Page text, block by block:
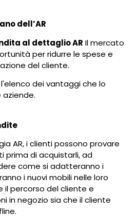
dell’AR
al dettaglio AR Il mercato
per ridurre le spese e
del cliente.
dei vantaggi che lo
aziende.
AR, i clienti possono provare
prima di acquistarli, ad
come si adatteranno i
i nuovi mobili nelle loro
il percorso del cliente e
in negozio sia che il cliente